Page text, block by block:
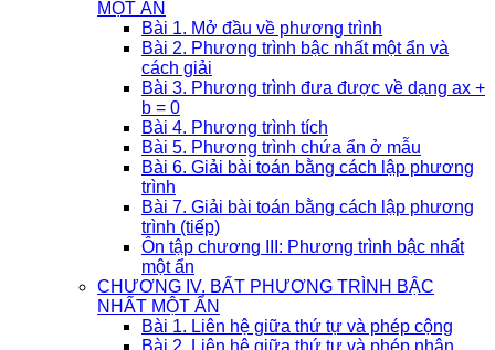
MỘT ẨN
Bài 1. Mở đầu về phương trình
Bài 2. Phương trình bậc nhất một ẩn và
cách giải
Bài 3. Phương trình đưa được về dạng ax +
b = 0
Bài 4. Phương trình tích
Bài 5. Phương trình chứa ẩn ở mẫu
Bài 6. Giải bài toán bằng cách lập phương
trình
Bài 7. Giải bài toán bằng cách lập phương
trình (tiếp)
Ôn tập chương III: Phương trình bậc nhất
một ẩn
CHƯƠNG IV. BẤT PHƯƠNG TRÌNH BẬC
NHẤT MỘT ẨN
Bài 1. Liên hệ giữa thứ tự và phép cộng